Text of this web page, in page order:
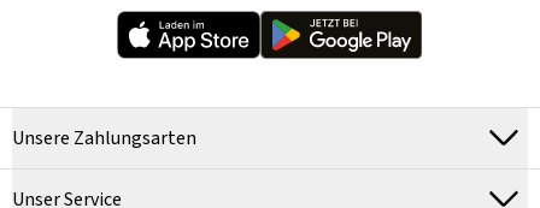
Unsere Zahlungsarten
Unser Service